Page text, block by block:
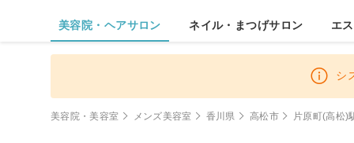
美容院・ヘアサロン ネイル・まつげサロン エ
シ
美容院・美容室 メンズ美容室 香川県 高松市 片原町(高松)